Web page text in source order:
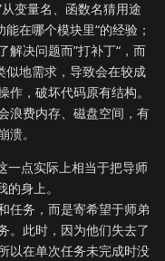
变量名、函数名猜用途
在哪个模块里“的经验；
解决问题而”打补丁“，而
似地需求，导致会在较成
，破坏代码原有结构。
浪费内存、磁盘空间，有
。
一点实际上相当于把导师
身上。
任务，而是寄希望于师弟
。此时，因为他们失去了
以在单次任务未完成时没